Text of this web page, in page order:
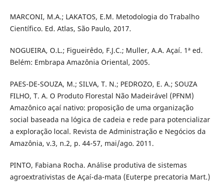
MARCONI, M.A.; LAKATOS, E.M. Metodologia do Trabalho
Científico. Ed. Atlas, São Paulo, 2017.
NOGUEIRA, O.L.; Figueirêdo, F.J.C.; Muller, A.A. Açaí. 1ª ed.
Belém: Embrapa Amazônia Oriental, 2005.
PAES-DE-SOUZA, M.; SILVA, T. N.; PEDROZO, E. A.; SOUZA
FILHO, T. A. O Produto Florestal Não Madeirável (PFNM)
Amazônico açaí nativo: proposição de uma organização
social baseada na lógica de cadeia e rede para potencializar
a exploração local. Revista de Administração e Negócios da
Amazônia, v.3, n.2, p. 44-57, mai/ago. 2011.
PINTO, Fabiana Rocha. Análise produtiva de sistemas
agroextrativistas de Açaí-da-mata (Euterpe precatoria Mart.)